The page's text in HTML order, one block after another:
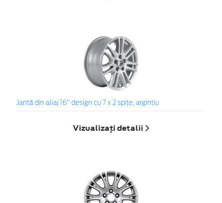
Jantă din aliaj 16" design cu 7 x 2 spiţe, argintiu
Vizualizați detalii